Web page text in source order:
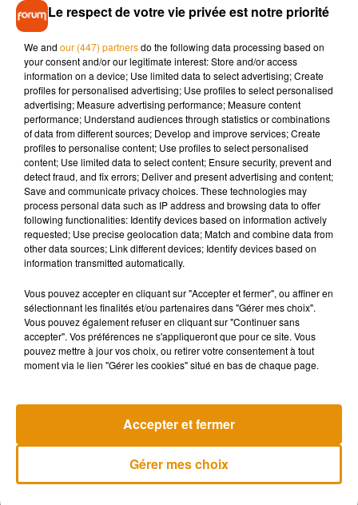
batifolent plus depuis un mois, alors qu'elle n'était que de 10
%, avant les restrictions mises en place.
Le confinement s’arrêtera bien à un moment, mais après…
L’étude nous apprend qu’un couple sur 10 va prendre ses
distances. Notons également que si le confinement venait à
être de nouveau prononcé, pas question de le refaire avec
son ou sa partenaire selon 12 % des sondés. Ce sont surtout
les femmes qui, si c’était à refaire, voudraient être confinées
seules !
Musique
6 août 2026
Pomme emprunte le décor de l’émission
« Loups Garous » pour son...
interprétée lors des...
Le respect de votre vie privée est notre priorité
We and our (447) partnersdo the following data processing based on
your consent and/or our legitimate interest: Store and/or access
information on a device; Use limited data to select advertising; Create
profiles for personalised advertising; Use profiles to select personalised
advertising; Measure advertising performance; Measure content
performance; Understand audiences through statistics or combinations
of data from different sources; Develop and improve services; Create
profiles to personalise content; Use profiles to select personalised
content; Use limited data to select content; Ensure security, prevent and
detect fraud, and fix errors; Deliver and present advertising and content;
Save and communicate privacy choices. These technologies may
process personal data such as IP address and browsing data to offer
following functionalities: Identify devices based on information actively
requested; Use precise geolocation data; Match and combine data from
other data sources; Link different devices; Identify devices based on
information transmitted automatically.
Vous pouvez accepter en cliquant sur "Accepter et fermer", ou affiner en
sélectionnant les finalités et/ou partenaires dans "Gérer mes choix".
Vous pouvez également refuser en cliquant sur "Continuer sans
accepter". Vos préférences ne s'appliqueront que pour ce site. Vous
pouvez mettre à jour vos choix, ou retirer votre consentement à tout
moment via le lien "Gérer les cookies" situé en bas de chaque page.
Gérer mes choix
Accepter et fermer